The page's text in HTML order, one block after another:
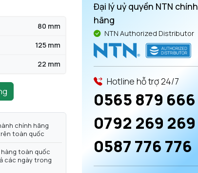
80 mm
125 mm
22 mm
chính hãng
toàn quốc
hàng toàn quốc
các ngày trong
Đại lý uỷ quyền NTN chính
hãng
NTN Authorized Distributor
Hotline hỗ trợ 24/7
0565 879 666
0792 269 269
0587 776 776